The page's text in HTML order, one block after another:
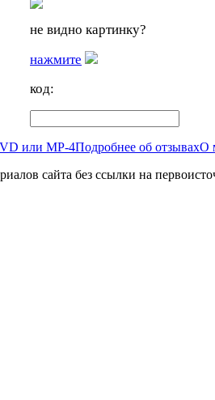
не видно картинку?
нажмите
код:
или MP-4Подробнее об отзывахО
сайта без ссылки на